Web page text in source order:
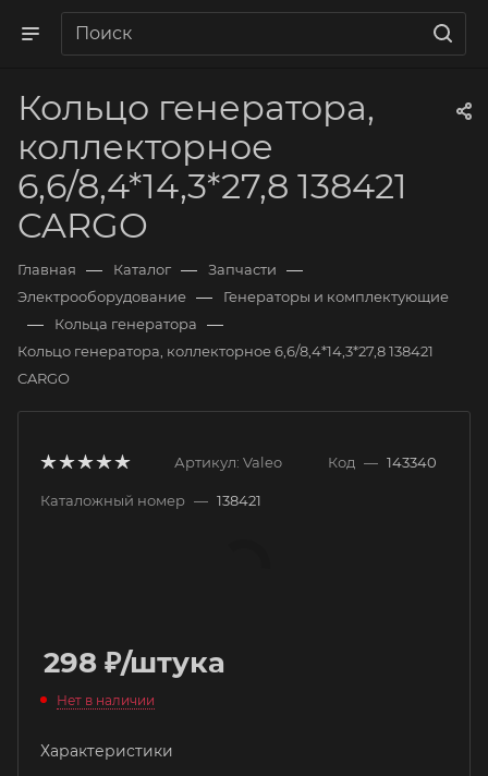
Кольцо генератора,
коллекторное
6,6/8,4*14,3*27,8 138421
CARGO
Главная — Каталог — Запчасти —
Электрооборудование — Генераторы и комплектующие
— Кольца генератора —
Кольцо генератора, коллекторное 6,6/8,4*14,3*27,8 138421
CARGO
Артикул: Valeo Код — 143340
Каталожный номер — 138421
298 ₽/штука
Нет в наличии
Характеристики